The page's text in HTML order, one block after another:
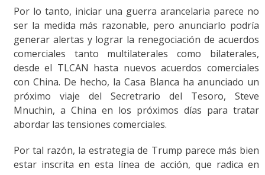
Por lo tanto, iniciar una guerra arancelaria parece no
ser la medida más razonable, pero anunciarlo podría
generar alertas y lograr la renegociación de acuerdos
comerciales tanto multilaterales como bilaterales,
desde el TLCAN hasta nuevos acuerdos comerciales
con China. De hecho, la Casa Blanca ha anunciado un
próximo viaje del Secretrario del Tesoro, Steve
Mnuchin, a China en los próximos días para tratar
abordar las tensiones comerciales.
Por tal razón, la estrategia de Trump parece más bien
estar inscrita en esta línea de acción, que radica en